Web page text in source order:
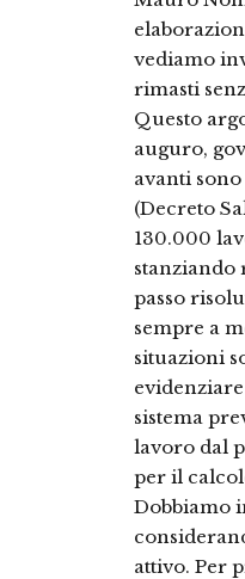
vediamo
rimasti
Questo
auguro,
avanti
(Decreto
130.000
stanziando
passo
sempre a
situazioni
sistema
lavoro dal
per il
Dobbiamo
attivo. Per